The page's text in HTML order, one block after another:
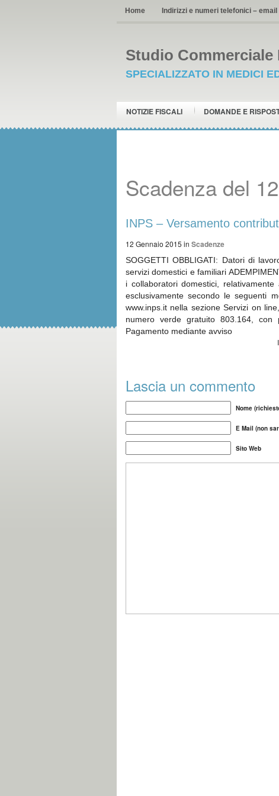
Home Indirizzi e numeri telefonici – email
Studio
SPECIALIZZATO IN MEDICI
NOTIZIE FISCALI DOMANDE E
Scadenza del
INPS – Versamento
12 Gennaio 2015 in Scadenze
SOGGETTI OBBLIGATI: Datori di
servizi domestici e familiari
i collaboratori domestici,
esclusivamente secondo le seguenti
www.inps.it nella sezione Servizi on
numero verde gratuito 803.164,
Pagamento mediante avviso
Lascia un commento
Nome
E Mail (non
Sito Web